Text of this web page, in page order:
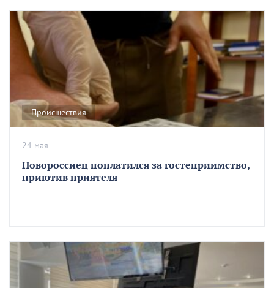
Происшествия
Новороссиец поплатился за гостеприимство,
приютив приятеля
24 мая